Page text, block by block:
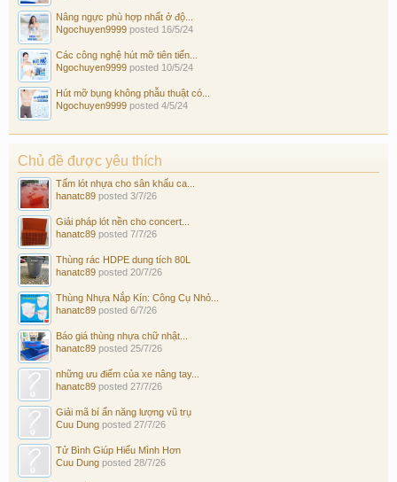
Nâng ngực phù hợp nhất ở độ...
Ngochuyen9999 posted 16/5/24
Các công nghệ hút mỡ tiên tiến...
Ngochuyen9999 posted 10/5/24
Hút mỡ bụng không phẫu thuật có...
Ngochuyen9999 posted 4/5/24
Chủ đề được yêu thích
Tấm lót nhựa cho sân khấu ca...
hanatc89 posted 3/7/26
Giải pháp lót nền cho concert...
hanatc89 posted 7/7/26
Thùng rác HDPE dung tích 80L
hanatc89 posted 20/7/26
Thùng Nhựa Nắp Kín: Công Cụ Nhỏ...
hanatc89 posted 6/7/26
Báo giá thùng nhựa chữ nhật...
hanatc89 posted 25/7/26
những ưu điểm của xe nâng tay...
hanatc89 posted 27/7/26
Giải mã bí ẩn năng lượng vũ trụ
Cuu Dung posted 27/7/26
Tử Bình Giúp Hiểu Mình Hơn
Cuu Dung posted 28/7/26